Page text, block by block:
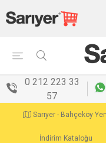
0 212 223 33
57
Sarıyer - Bahçeköy
İndirim Kataloğu